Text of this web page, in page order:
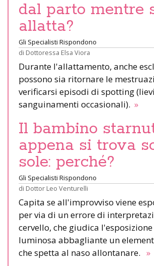
dal parto mentre
allatta?
Gli Specialisti Rispondono
di Dottoressa Elsa Viora
Durante l'allattamento, anche
possono sia ritornare le
verificarsi episodi di spotting (lievi
sanguinamenti occasionali). »
Il bambino
appena si trova
sole: perché?
Gli Specialisti Rispondono
di Dottor Leo Venturelli
Capita se all'improvviso viene
per via di un errore di
cervello, che giudica
luminosa abbagliante un
che spetta al naso allontanare. »